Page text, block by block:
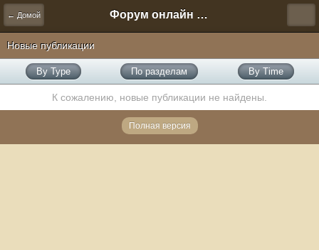
← Домой Форум онлайн игры "Новая Эра" (Нюра Биз)
Новые публикации
By Type По разделам By Time
К сожалению, новые публикации не найдены.
Полная версия